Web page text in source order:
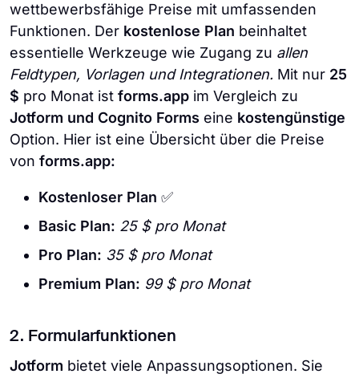
wettbewerbsfähige Preise mit umfassenden
Funktionen. Der kostenlose Plan beinhaltet
essentielle Werkzeuge wie Zugang zu allen
Feldtypen, Vorlagen und Integrationen. Mit nur 25
$ pro Monat ist forms.app im Vergleich zu
Jotform und Cognito Forms eine kostengünstige
Option. Hier ist eine Übersicht über die Preise
von forms.app:
Kostenloser Plan ✅
Basic Plan: 25 $ pro Monat
Pro Plan: 35 $ pro Monat
Premium Plan: 99 $ pro Monat
2. Formularfunktionen
Jotform bietet viele Anpassungsoptionen. Sie